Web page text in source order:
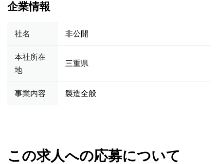
企業情報
社名 非公開
本社所在
地
三重県
事業内容 製造全般
この求人への応募について